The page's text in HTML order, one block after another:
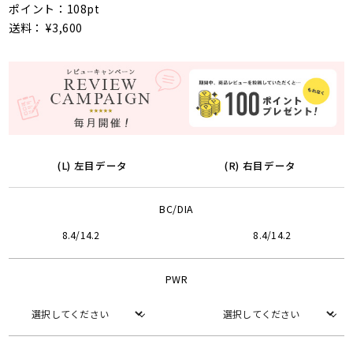
ポイント：108pt
送料： ¥3,600
(L) 左目データ (R) 右目データ
BC/DIA
8.4/14.2 8.4/14.2
PWR